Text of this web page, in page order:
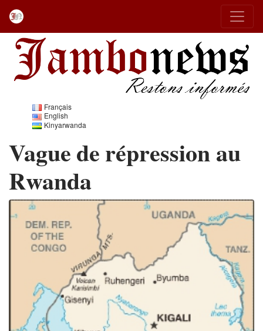
Français
English
Kinyarwanda
Vague de répression au
Rwanda